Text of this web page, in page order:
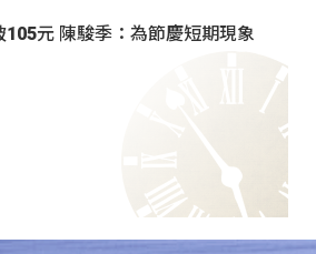
105元 陳駿季：為節慶短期現象